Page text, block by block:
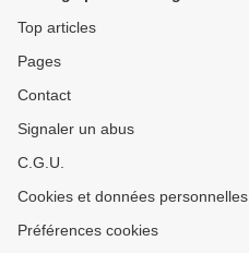
Top articles
Pages
Contact
Signaler un abus
C.G.U.
Cookies et données personnelles
Préférences cookies